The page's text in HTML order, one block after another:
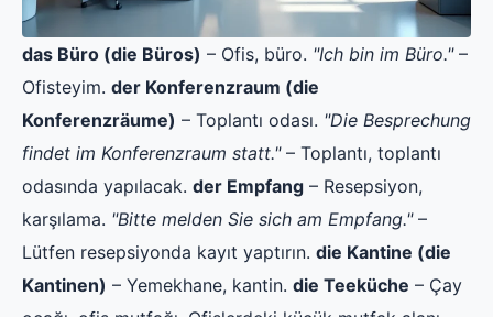
das Büro (die Büros) – Ofis, büro. "Ich bin im Büro."–
Ofisteyim. der Konferenzraum (die
Konferenzräume) – Toplantı odası. "Die Besprechung
findet im Konferenzraum statt."– Toplantı, toplantı
odasında yapılacak. der Empfang – Resepsiyon,
karşılama. "Bitte melden Sie sich am Empfang."–
Lütfen resepsiyonda kayıt yaptırın. die Kantine (die
Kantinen) – Yemekhane, kantin. die Teeküche – Çay